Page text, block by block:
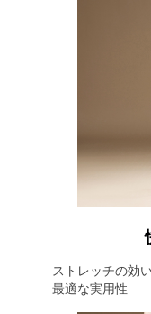
ストレッチの効
最適な実用性